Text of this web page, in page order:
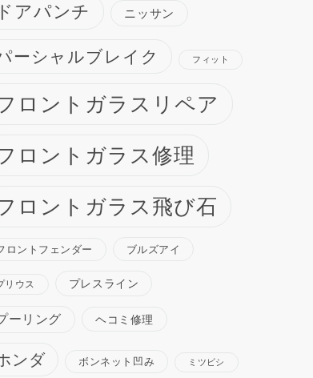
ドアパンチ ニッサン
ーシャルブレイク フィット
ロントガラスリペア
ロントガラス修理
ロントガラス飛び石
ロントフェンダー ブルズアイ
リウス プレスライン
ーリング ヘコミ修理
ンダ ボンネット凹み ミツビシ